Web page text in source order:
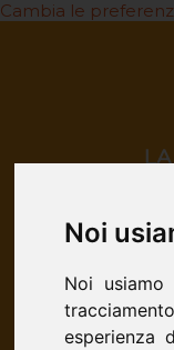
Noi
Noi
esperienza
Cambia le